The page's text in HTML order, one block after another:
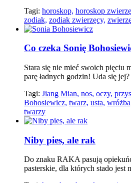
Tagi: horoskop, horoskop
zodiak, zodiak zwierzęcy,
Co czeka Sonię
Stara się nie mieć swoich pięciu
parę ładnych godzin! Uda się jej?
Tagi: Jiang Mian, nos, oczy,
Bohosiewicz, twarz, usta,
twarzy
Niby pies, ale rak
Do znaku RAKA pasują
pasterskie, dla których stado jest